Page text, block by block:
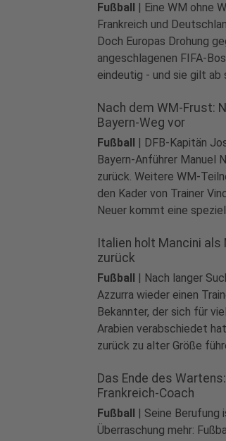
Fußball | Eine WM ohne
Frankreich und
Doch Europas Drohung
angeschlagenen FIFA-
eindeutig - und sie gilt ab
Nach dem WM-Frust:
Bayern-Weg vor
Fußball | DFB-Kapitän
Bayern-Anführer Manuel
zurück. Weitere WM-
den Kader von Trainer
Neuer kommt eine
Italien holt Mancini
zurück
Fußball | Nach langer
Azzurra wieder einen
Bekannter, der sich für
Arabien verabschiedet
zurück zu alter Größe
Das Ende des
Frankreich-Coach
Fußball | Seine Berufung
Überraschung mehr: